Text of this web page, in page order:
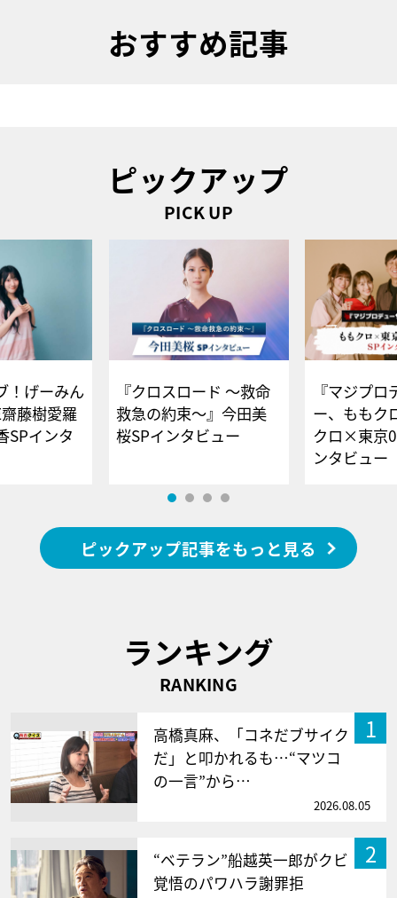
おすすめ記事
ピックアップ
PICK UP
！げーみん
藤樹愛羅
SPインタ
『クロスロード ～救命
救急の約束～』今田美
桜SPインタビュー
『マジプロ
ー、ももク
クロ×東京
ンタビュー
ピックアップ記事をもっと見る
ランキング
RANKING
1
高橋真麻、「コネだブサイク
だ」と叩かれるも…“マツコ
の一言”から…
2026.08.05
2
“ベテラン”船越英一郎がクビ
覚悟のパワハラ謝罪拒